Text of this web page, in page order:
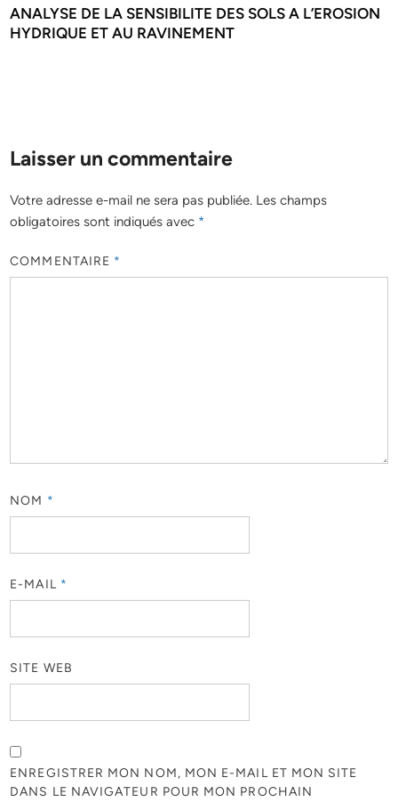
ANALYSE DE LA SENSIBILITE DES SOLS A L’EROSION
HYDRIQUE ET AU RAVINEMENT
Laisser un commentaire
Votre adresse e-mail ne sera pas publiée. Les champs
obligatoires sont indiqués avec *
COMMENTAIRE *
NOM *
E-MAIL *
SITE WEB
ENREGISTRER MON NOM, MON E-MAIL ET MON SITE
DANS LE NAVIGATEUR POUR MON PROCHAIN